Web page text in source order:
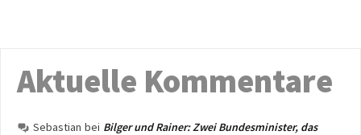
Aktuelle Kommentare
Sebastian bei Bilger und Rainer: Zwei Bundesminister, das